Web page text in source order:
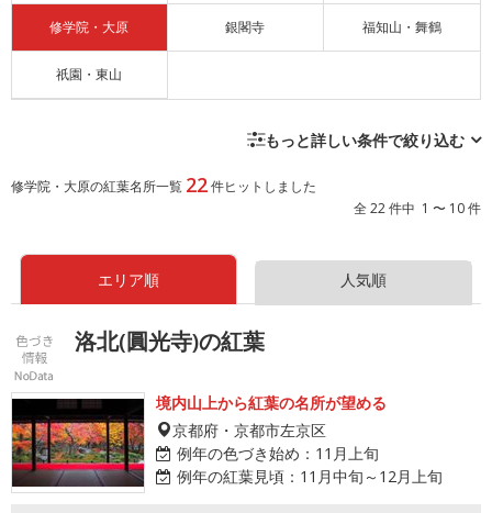
修学院・大原 銀閣寺 福知山・舞鶴
祇園・東山
もっと詳しい条件で絞り込む
修学院・大原の紅葉名所一覧 22件ヒットしました
全 22 件中 1 〜 10 件
エリア順 人気順
洛北(圓光寺)の紅葉
境内山上から紅葉の名所が望める
京都府・京都市左京区
例年の色づき始め： 11月上旬
例年の紅葉見頃： 11月中旬～12月上旬